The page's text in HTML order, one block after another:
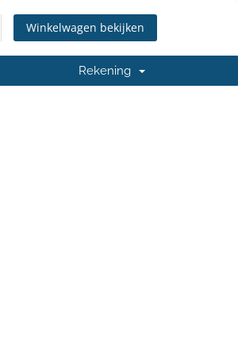
Winkelwagen bekijken
Rekening